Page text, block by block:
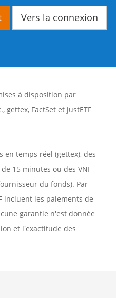
Vers la connexion
à disposition par
, gettex, FactSet et justETF
en temps réel (gettex), des
15 minutes ou des VNI
du fonds). Par
incluent les paiements de
garantie n'est donnée
et l'exactitude des